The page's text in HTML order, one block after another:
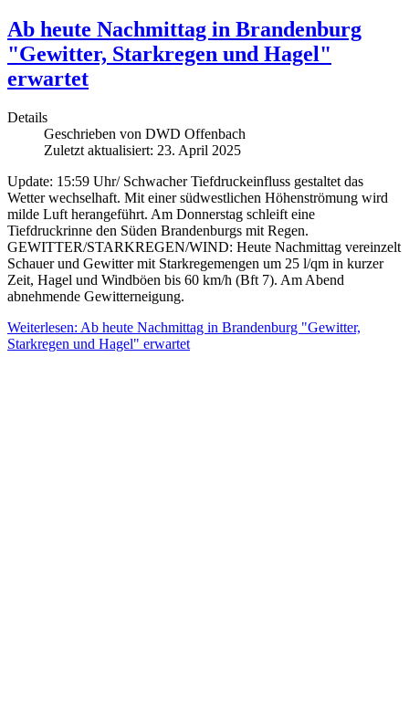
Ab heute Nachmittag in Brandenburg
"Gewitter, Starkregen und Hagel"
erwartet
Details
Geschrieben von DWD Offenbach
Zuletzt aktualisiert: 23. April 2025
Update: 15:59 Uhr/ Schwacher Tiefdruckeinfluss gestaltet das
Wetter wechselhaft. Mit einer südwestlichen Höhenströmung wird
milde Luft herangeführt. Am Donnerstag schleift eine
Tiefdruckrinne den Süden Brandenburgs mit Regen.
GEWITTER/STARKREGEN/WIND: Heute Nachmittag vereinzelt
Schauer und Gewitter mit Starkregemengen um 25 l/qm in kurzer
Zeit, Hagel und Windböen bis 60 km/h (Bft 7). Am Abend
abnehmende Gewitterneigung.
Weiterlesen: Ab heute Nachmittag in Brandenburg "Gewitter,
Starkregen und Hagel" erwartet